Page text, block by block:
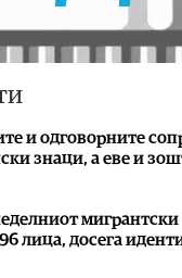
и одговорните
знаци, а еве и
мигрантски
лица, досега